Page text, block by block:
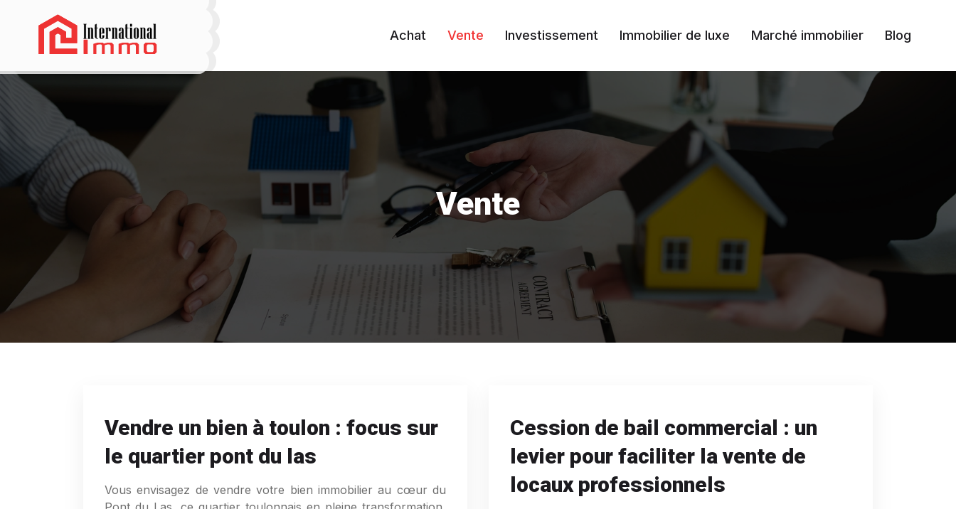
Achat Vente Investissement Immobilier de luxe Marché immobilier Blog
Vente
Vendre un bien à toulon : focus sur
le quartier pont du las
Vous envisagez de vendre votre bien immobilier au cœur du
Cession de bail commercial : un
levier pour faciliter la vente de
locaux professionnels